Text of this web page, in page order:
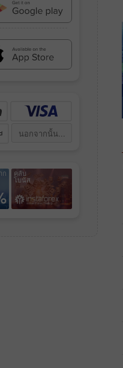
นอกจากนั้น...
ก คลับ
โบนัส